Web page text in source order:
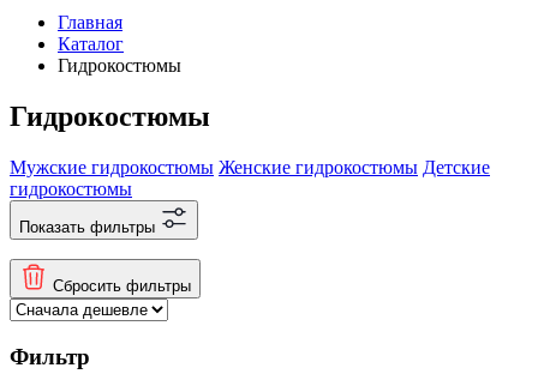
Главная
Каталог
Гидрокостюмы
Гидрокостюмы
Мужские гидрокостюмы Женские гидрокостюмы Детские
гидрокостюмы
Показать фильтры
Сбросить фильтры
Фильтр